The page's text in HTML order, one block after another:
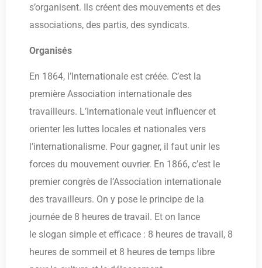
s’organisent. Ils créent des mouvements et des
associations, des partis, des syndicats.
Organisés
En 1864, l’Internationale est créée. C’est la
première Association internationale des
travailleurs. L’Internationale veut influencer et
orienter les luttes locales et nationales vers
l’internationalisme. Pour gagner, il faut unir les
forces du mouvement ouvrier. En 1866, c’est le
premier congrès de l’Association internationale
des travailleurs. On y pose le principe de la
journée de 8 heures de travail. Et on lance
le slogan simple et efficace : 8 heures de travail, 8
heures de sommeil et 8 heures de temps libre